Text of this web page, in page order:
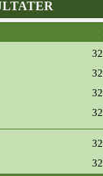
32
32
32
32
32
32